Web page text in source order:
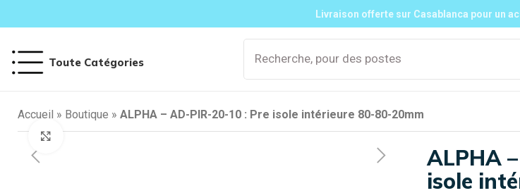
Livraison offerte sur Casablanca pour un
Toute Catégories
Accueil » Boutique » ALPHA – AD-PIR-20-10 : Pre isole intérieure 80-80-20mm
ALPHA
isole